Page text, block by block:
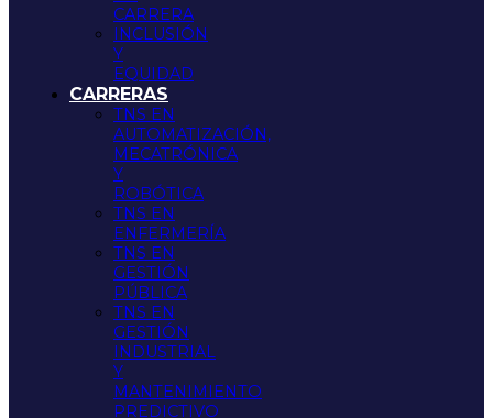
CARRERA
INCLUSIÓN
Y
EQUIDAD
CARRERAS
TNS EN
AUTOMATIZACIÓN,
MECATRÓNICA
Y
ROBÓTICA
TNS EN
ENFERMERÍA
TNS EN
GESTIÓN
PÚBLICA
TNS EN
GESTIÓN
INDUSTRIAL
Y
MANTENIMIENTO
PREDICTIVO